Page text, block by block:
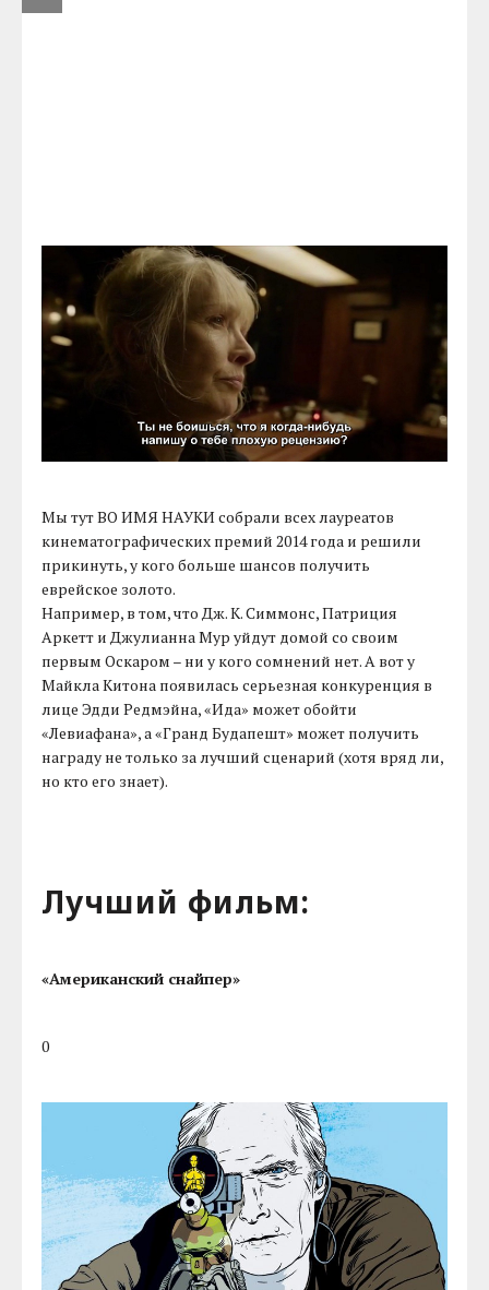
Мы тут ВО ИМЯ НАУКИ собрали всех лауреатов
кинематографических премий 2014 года и решили
прикинуть, у кого больше шансов получить
еврейское золото.
Например, в том, что Дж. К. Симмонс, Патриция
Аркетт и Джулианна Мур уйдут домой со своим
первым Оскаром – ни у кого сомнений нет. А вот у
Майкла Китона появилась серьезная конкуренция в
лице Эдди Редмэйна, «Ида» может обойти
«Левиафана», а «Гранд Будапешт» может получить
награду не только за лучший сценарий (хотя вряд ли,
но кто его знает).
Лучший фильм:
«Американский снайпер»
0